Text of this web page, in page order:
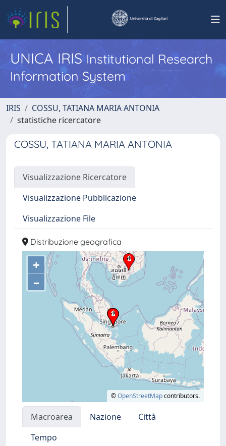
UNICA IRISInstitutional Research
Information System
IRIS
COSSU, TATIANA MARIA ANTONIA
statistiche ricercatore
COSSU, TATIANA MARIA ANTONIA
Visualizzazione Ricercatore
Visualizzazione Pubblicazione
Visualizzazione File
Distribuzione geografica
+
–
©OpenStreetMapcontributors.
Macroarea Nazione
Città
Tempo